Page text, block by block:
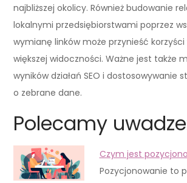
najbliższej okolicy. Również budowanie
lokalnymi przedsiębiorstwami poprzez
wymianę linków może przynieść
większej widoczności. Ważne jest także
wyników działań SEO i dostosowywanie
o zebrane dane.
Polecamy
Czym jest
Pozycjonowanie to